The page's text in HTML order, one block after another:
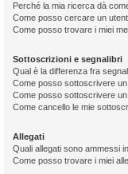
Perché la mia ricerca dà
Come posso cercare un
Come posso trovare i miei
Sottoscrizioni e segnalibri
Qual è la differenza fra
Come posso sottoscrivere
Come posso sottoscrivere
Come cancello le mie
Allegati
Quali allegati sono ammessi
Come posso trovare i miei